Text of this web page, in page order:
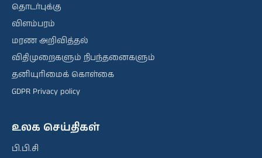
தொடர்புக்கு
விளம்பரம்
மரண அறிவித்தல்
விதிமுறைகளும் நிபந்தனைகளும்
தனியுரிமைக் கொள்கை
GDPR Privacy policy
உலக செய்திகள்
பி.பி.சி